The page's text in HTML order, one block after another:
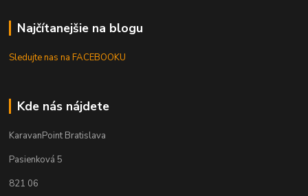
Najčítanejšie na blogu
Sledujte nas na FACEBOOKU
Kde nás nájdete
KaravanPoint Bratislava
Pasienková 5
821 06